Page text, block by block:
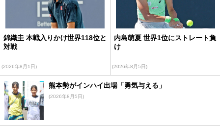
錦織圭 本戦入りかけ世界118位と
対戦
(2026年8月1日)
内島萌夏 世界1位にストレート負
け
(2026年8月5日)
熊本勢がインハイ出場「勇気与える」
(2026年8月5日)